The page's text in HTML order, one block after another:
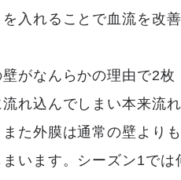
入れることで血流を改善
がなんらかの理由で2枚
れ込んでしまい本来流れ
た外膜は通常の壁よりも
います。シーズン1では